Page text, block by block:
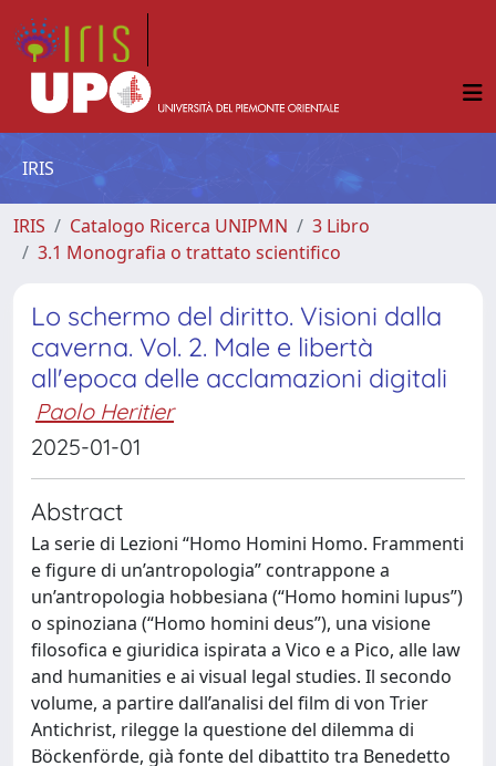
IRIS
IRIS Catalogo Ricerca UNIPMN
3 Libro
3.1 Monografia o trattato scientifico
Lo schermo del diritto. Visioni dalla
caverna. Vol. 2. Male e libertà
all'epoca delle acclamazioni digitali
Paolo Heritier
2025-01-01
Abstract
La serie di Lezioni “Homo Homini Homo. Frammenti
e figure di un’antropologia” contrappone a
un’antropologia hobbesiana (“Homo homini lupus”)
o spinoziana (“Homo homini deus”), una visione
filosofica e giuridica ispirata a Vico e a Pico, alle law
and humanities e ai visual legal studies. Il secondo
volume, a partire dall’analisi del film di von Trier
Antichrist, rilegge la questione del dilemma di
Böckenförde, già fonte del dibattito tra Benedetto